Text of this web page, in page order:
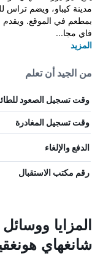
مدينة كيباو، ويضم تراس
بمطعم في الموقع. ويقدم
فاي مجا...
المزيد
من الجيد أن تعلم
وقت تسجيل الصعود
وقت تسجيل المغادرة
الدفع والإلغاء
رقم مكتب الاستقبال
المزايا
شانغهاي